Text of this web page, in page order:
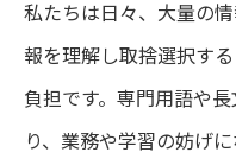
私たちは日々、大量の
報を理解し取捨選択す
負担です。専門用語や
り、業務や学習の妨げ